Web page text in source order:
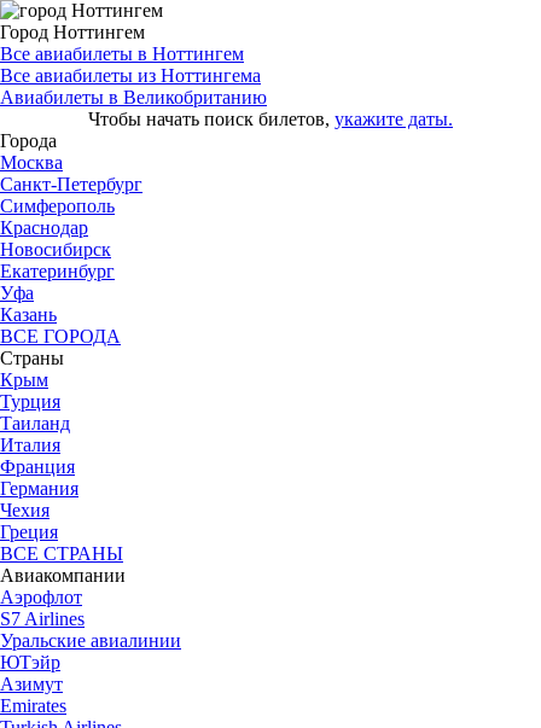
Город Ноттингем
Все авиабилеты в Ноттингем
Все авиабилеты из Ноттингема
Авиабилеты в Великобританию
Чтобы начать поиск билетов, укажите даты.
Города
Москва
Санкт-Петербург
Симферополь
Краснодар
Новосибирск
Екатеринбург
Уфа
Казань
ВСЕ ГОРОДА
Страны
Крым
Турция
Таиланд
Италия
Франция
Германия
Чехия
Греция
ВСЕ СТРАНЫ
Авиакомпании
Аэрофлот
S7 Airlines
Уральские авиалинии
ЮТэйр
Азимут
Emirates